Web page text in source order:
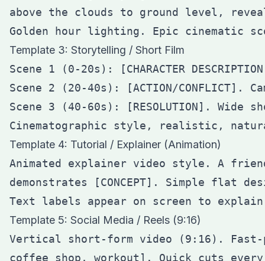
above the clouds to ground level,
Template 3: Storytelling / Short Film
Scene 1 (0-20s): [CHARACTER
Scene 2 (20-40s): [ACTION/CONFLICT].
Scene 3 (40-60s): [RESOLUTION]. Wide
Template 4: Tutorial / Explainer (Animation)
Animated explainer video style. A
demonstrates [CONCEPT]. Simple flat
Template 5: Social Media / Reels (9:16)
Vertical short-form video (9:16). Fast-
coffee shop, workout]. Quick cuts